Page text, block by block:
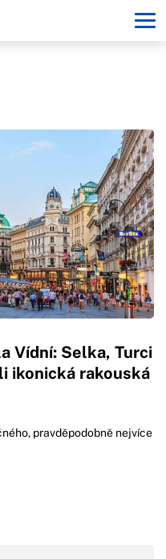
Vídní: Selka, Turci
ikonická rakouská
pravděpodobně nejvíce